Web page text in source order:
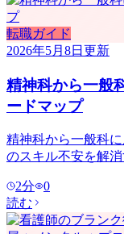
転職ガイド
2026年5月8日 更新
精神科から一般
ードマップ
精神科から一般科
のスキル不安を解
2分
0
読む